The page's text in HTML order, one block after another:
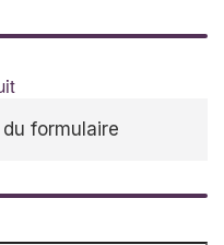
formulaire